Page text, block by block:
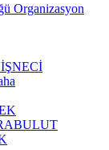
Organizasyon